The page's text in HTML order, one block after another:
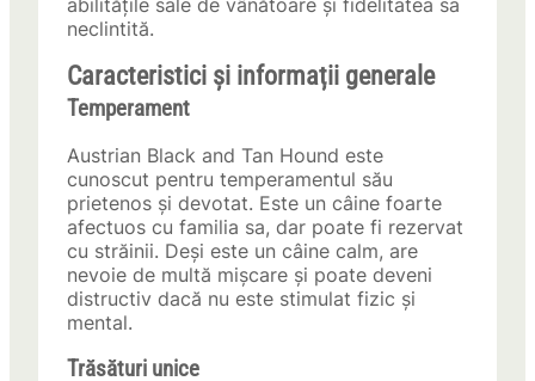
abilitățile sale de vânătoare și fidelitatea sa
neclintită.
Caracteristici și informații generale
Temperament
Austrian Black and Tan Hound este
cunoscut pentru temperamentul său
prietenos și devotat. Este un câine foarte
afectuos cu familia sa, dar poate fi rezervat
cu străinii. Deși este un câine calm, are
nevoie de multă mișcare și poate deveni
distructiv dacă nu este stimulat fizic și
mental.
Trăsături unice